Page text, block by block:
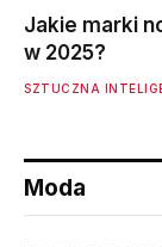
Jakie marki
w 2025?
SZTUCZNA
Moda